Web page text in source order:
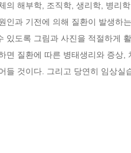
의 해부학, 조직학, 생리학, 병리
인과 기전에 의해 질환이 발생하
있도록 그림과 사진을 적절하게
면 질환에 따른 병태생리와 증
들 것이다. 그리고 당연히 임상